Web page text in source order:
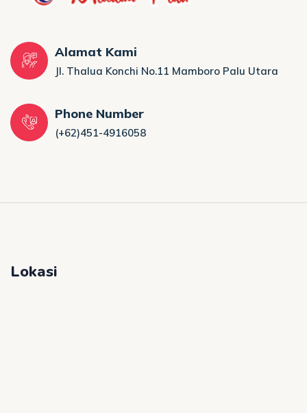
Alamat Kami
Jl. Thalua Konchi No.11 Mamboro Palu Utara
Phone Number
(+62)451-4916058
Lokasi